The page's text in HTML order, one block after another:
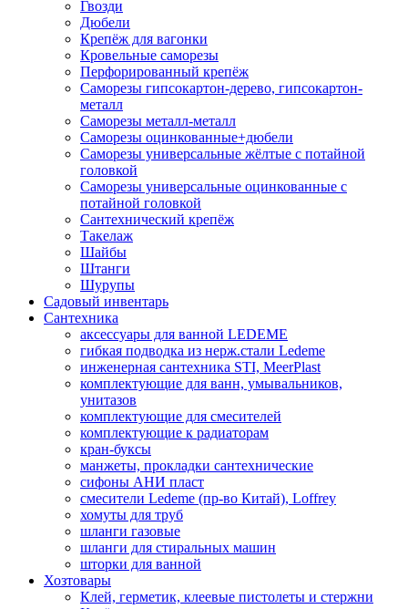
Гвозди
Дюбели
Крепёж для вагонки
Кровельные саморезы
Перфорированный крепёж
Саморезы гипсокартон-дерево, гипсокартон-
металл
Саморезы металл-металл
Саморезы оцинкованные+дюбели
Саморезы универсальные жёлтые с потайной
головкой
Саморезы универсальные оцинкованные с
потайной головкой
Сантехнический крепёж
Такелаж
Шайбы
Штанги
Шурупы
Садовый инвентарь
Сантехника
аксессуары для ванной LEDEME
гибкая подводка из нерж.стали Ledeme
инженерная сантехника STI, MeerPlast
комплектующие для ванн, умывальников,
унитазов
комплектующие для смесителей
комплектующие к радиаторам
кран-буксы
манжеты, прокладки сантехнические
сифоны АНИ пласт
смесители Ledeme (пр-во Китай), Loffrey
хомуты для труб
шланги газовые
шланги для стиральных машин
шторки для ванной
Хозтовары
Клей, герметик, клеевые пистолеты и стержни